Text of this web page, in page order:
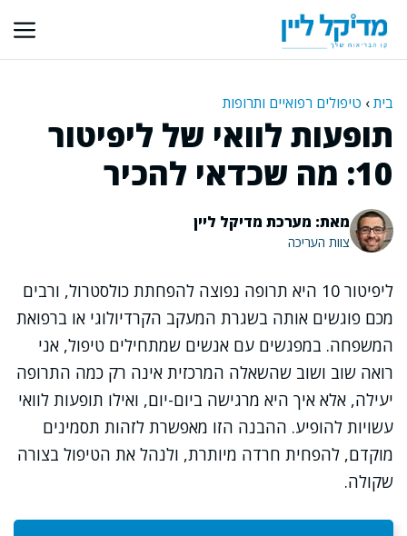
לתוכן
בית› טיפולים רפואיים ותרופות
תופעות לוואי של ליפיטור
10: מה שכדאי להכיר
מאת: מערכת מדיקל ליין
צוות העריכה
ליפיטור 10 היא תרופה נפוצה להפחתת כולסטרול, ורבים
מכם פוגשים אותה בשגרת המעקב הקרדיולוגי או ברפואת
המשפחה. במפגשים עם אנשים שמתחילים טיפול, אני
רואה שוב ושוב שהשאלה המרכזית אינה רק כמה התרופה
יעילה, אלא איך היא מרגישה ביום-יום, ואילו תופעות לוואי
עשויות להופיע. ההבנה הזו מאפשרת לזהות תסמינים
מוקדם, להפחית חרדה מיותרת, ולנהל את הטיפול בצורה
שקולה.